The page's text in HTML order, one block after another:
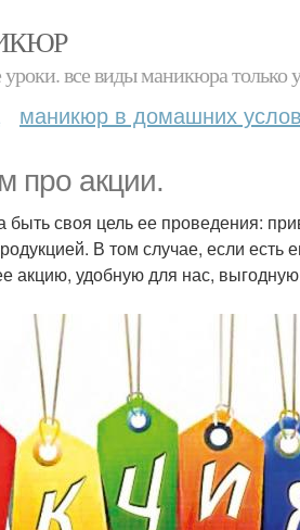
все виды маникюра только
маникюр в домашних
про акции.
своя цель ее проведения:
В том случае, если есть
удобную для нас,